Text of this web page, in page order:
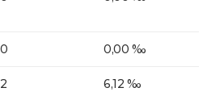
0 0,00 ‰
2 6,12 ‰